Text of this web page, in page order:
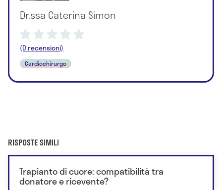
Dr.ssa Caterina Simon
(0 recensioni)
Cardiochirurgo
RISPOSTE SIMILI
Trapianto di cuore: compatibilità tra
donatore e ricevente?